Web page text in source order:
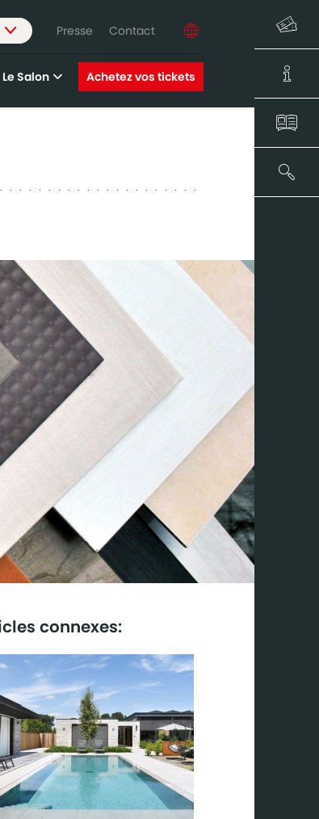
Presse Contact
Le Salon Achetez vos tickets
connexes: